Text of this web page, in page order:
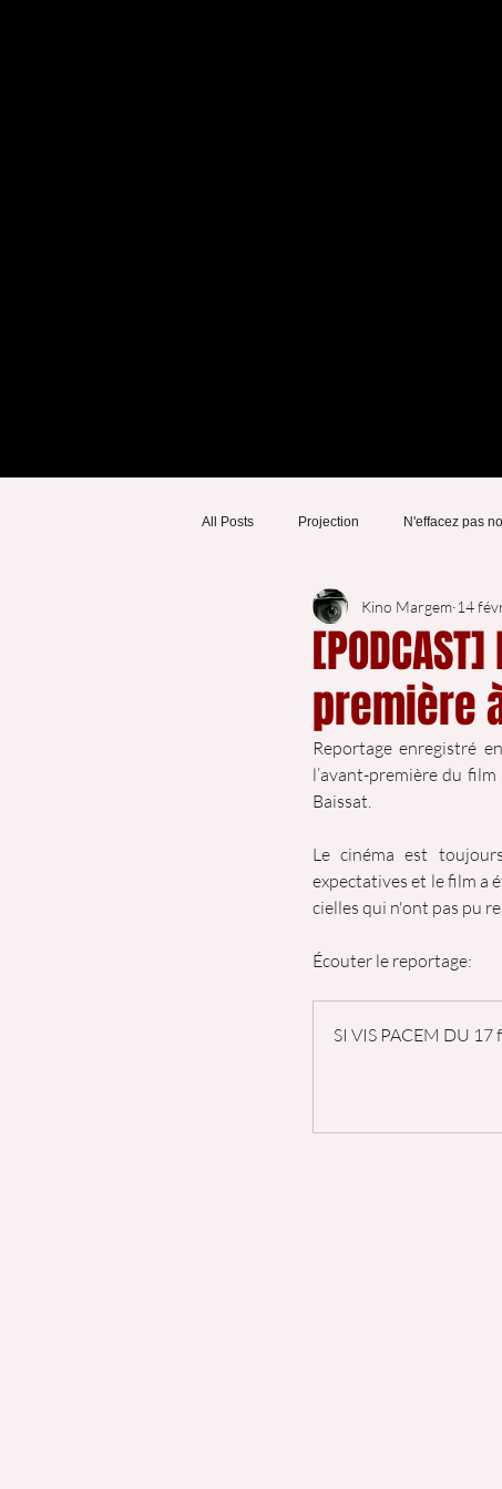
All Posts Projection N'effacez pas
[PODCAST]
première
Kino Margem 14
Reportage enregistré
l’avant-première du film
Baissat.
Le cinéma est
expectatives et le film a
cielles qui n'ont pas pu
Écouter le reportage:
SI VIS PACEM DU